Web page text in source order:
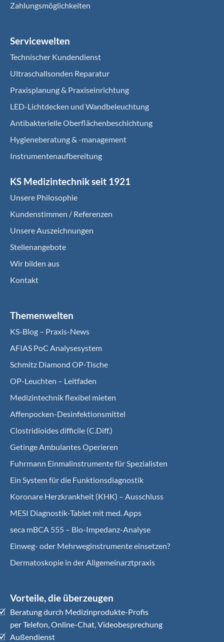
Zahlungsmöglichkeiten
Servicewelten
Technischer Kundendienst
Ultraschallsonden Reparatur
Praxisplanung & Praxiseinrichtung
LED-Lichtdecken und Wandbeleuchtung
Antibakterielle Oberflächenbeschichtung
Hygieneberatung & -management
Instrumentenaufbereitung
KS Medizintechnik seit 1921
Unsere Philosophie
Kundenstimmen / Referenzen
Unsere Auszeichnungen
Stellenangebote
Wir bilden aus
Kontakt
Themenwelten
KS-Blog – Praxis-News
AFIAS PoC Analysesystem
Schmitz Diamond OP-Tische
OP-Leuchten – Leitfaden
Medizintechnik flexibel mieten
Affenpocken-Desinfektionsmittel
Clostridioides difficile (C.Diff.)
Getinge Ambulantes Operieren
Fuhrmann Einmalinstrumente für Spezialisten
Ein System für die Funktionsdiagnostik
Koro­nare Herz­krank­heit (KHK) – Ausschluss
MESI Diagnostik-Tablet mit med. Apps
seca mBCA 555 – Bio-Impedanz-Analyse
Einweg- oder Mehrweginstrumente einsetzen?
Dermatoskopie in der Allgemeinarztpraxis
Vorteile, die überzeugen
Beratung durch Medizinprodukte-Profis
per Telefon, Online-Chat, Videobesprechung
Außendienst